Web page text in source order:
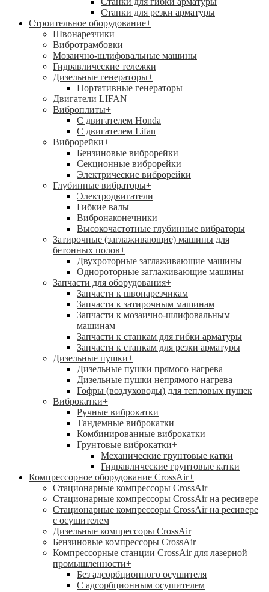
Станки для резки арматуры
Строительное оборудование+
Швонарезчики
Вибротрамбовки
Мозаично-шлифовальные машины
Гидравлические тележки
Дизельные генераторы+
Портативные генераторы
Двигатели LIFAN
Виброплиты+
С двигателем Honda
С двигателем Lifan
Виброрейки+
Бензиновые виброрейки
Секционные виброрейки
Электрические виброрейки
Глубинные вибраторы+
Электродвигатели
Гибкие валы
Вибронаконечники
Высокочастотные глубинные вибраторы
Затирочные (заглаживающие) машины для
бетонных полов+
Двухроторные заглаживающие машины
Однороторные заглаживающие машины
Запчасти для оборудования+
Запчасти к швонарезчикам
Запчасти к затирочным машинам
Запчасти к мозаично-шлифовальным
машинам
Запчасти к станкам для гибки арматуры
Запчасти к станкам для резки арматуры
Дизельные пушки+
Дизельные пушки прямого нагрева
Дизельные пушки непрямого нагрева
Гофры (воздуховоды) для тепловых пушек
Виброкатки+
Ручные виброкатки
Тандемные виброкатки
Комбинированные виброкатки
Грунтовые виброкатки+
Механические грунтовые катки
Гидравлические грунтовые катки
Компрессорное оборудование CrossAir+
Стационарные компрессоры CrossAir
Стационарные компрессоры CrossAir на ресивере
Стационарные компрессоры CrossAir на ресивере
с осушителем
Дизельные компрессоры CrossAir
Бензиновые компрессоры CrossAir
Компрессорные станции CrossAir для лазерной
промышленности+
Без адсорбционного осушителя
С адсорбционным осушителем